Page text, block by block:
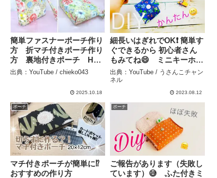
簡単ファスナーポーチ作り
方 折マチ付きポーチ作り
方 裏地付きポーチ How
to make a zipper pouch
出典：YouTube / chieko043
2025.10.18
細長いはぎれでOK❗️ 簡単す
ぐできるから 初心者さん
もみてね😄 ミニキーホル
ダーポーチの作り方
sewing mini bag 金具は１
００円ショップ、縫い付け
うさんこチャンネル
出典：YouTube / うさんこチャン
ネル
2023.08.12
ポーチ
マチ付きポーチが簡単に⁉️
おすすめの作り方
ポーチ
ご報告があります（失敗し
ています）😅 ふた付きミ